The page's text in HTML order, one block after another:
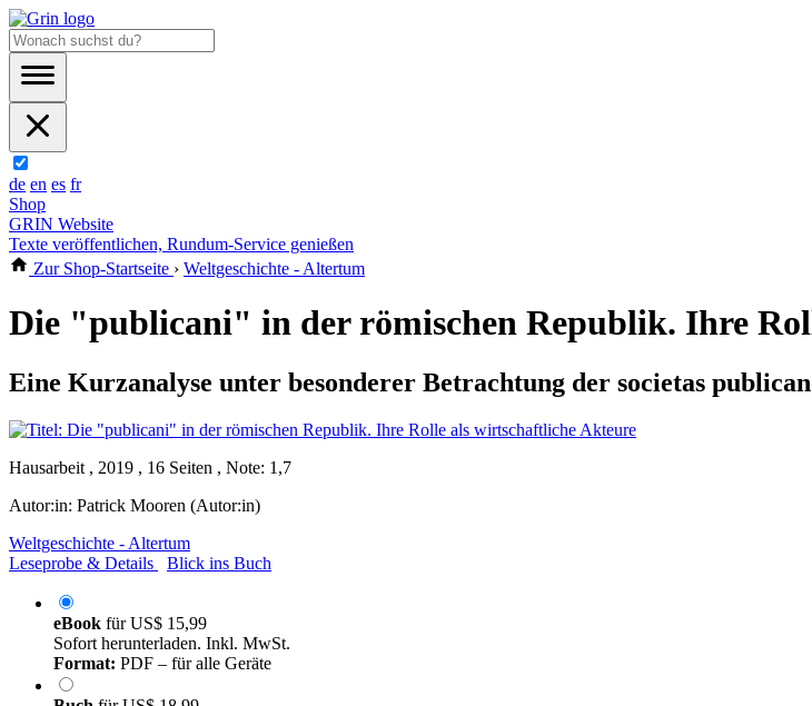
de en es fr
Shop
GRIN Website
Texte veröffentlichen, Rundum-Service genießen
Zur Shop-Startseite › Weltgeschichte - Altertum
Die "publicani" in der römischen Republik. Ihre
Eine Kurzanalyse unter besonderer Betrachtung der societas
Hausarbeit , 2019 , 16 Seiten , Note: 1,7
Autor:in: Patrick Mooren (Autor:in)
Weltgeschichte - Altertum
Leseprobe & Details
Blick ins Buch
eBook fürUS$ 15,99
Sofort herunterladen. Inkl. MwSt.
Format: PDF – für alle Geräte